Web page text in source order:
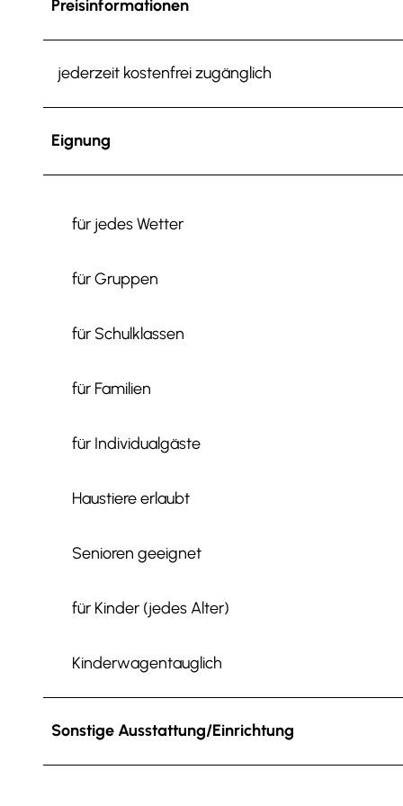
Preisinformationen
jederzeit kostenfrei zugänglich
Eignung
für jedes Wetter
für Gruppen
für Schulklassen
für Familien
für Individualgäste
Haustiere erlaubt
Senioren geeignet
für Kinder (jedes Alter)
Kinderwagentauglich
Sonstige Ausstattung/Einrichtung